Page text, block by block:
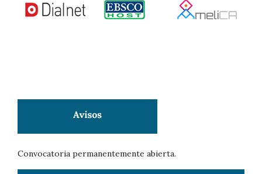
Convocatoria permanentemente abierta.